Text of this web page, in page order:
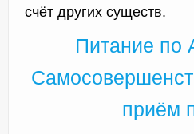
счёт других существ.
Питание по
приём